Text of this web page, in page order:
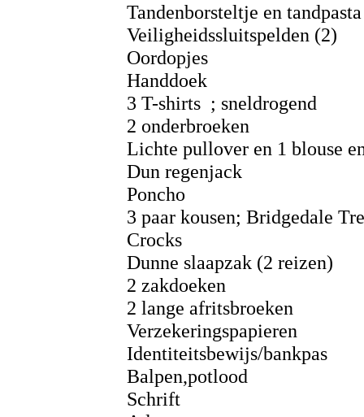
Tandenborsteltje en tandpasta
Veiligheidssluitspelden (2)
Oordopjes
Handdoek
3 T-shirts ; sneldrogend
2 onderbroeken
Lichte pullover en 1 blouse
Dun regenjack
Poncho
3 paar kousen; Bridgedale
Crocks
Dunne slaapzak (2 reizen)
2 zakdoeken
2 lange afritsbroeken
Verzekeringspapieren
Identiteitsbewijs/bankpas
Balpen,potlood
Schrift